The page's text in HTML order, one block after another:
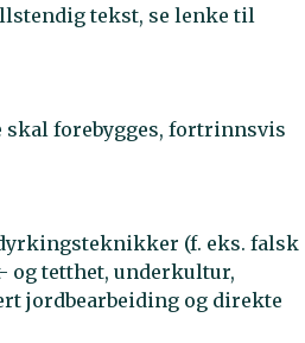
tekst, se lenke til
skal forebygges, fortrinnsvis
(f. eks. falsk
og tetthet, underkultur,
jordbearbeiding og direkte